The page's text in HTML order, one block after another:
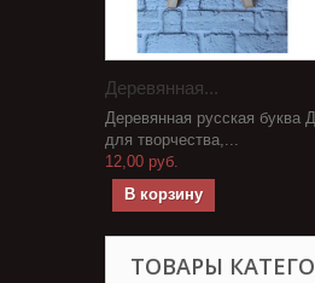
Деревянная...
Деревянная русская буква Д
для творчества,...
12,00 руб.
В корзину
ТОВАРЫ